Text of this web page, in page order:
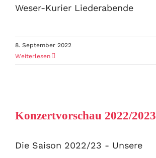
Weser-Kurier Liederabende
8. September 2022
Weiterlesen
Konzertvorschau 2022/2023
Die Saison 2022/23 - Unsere